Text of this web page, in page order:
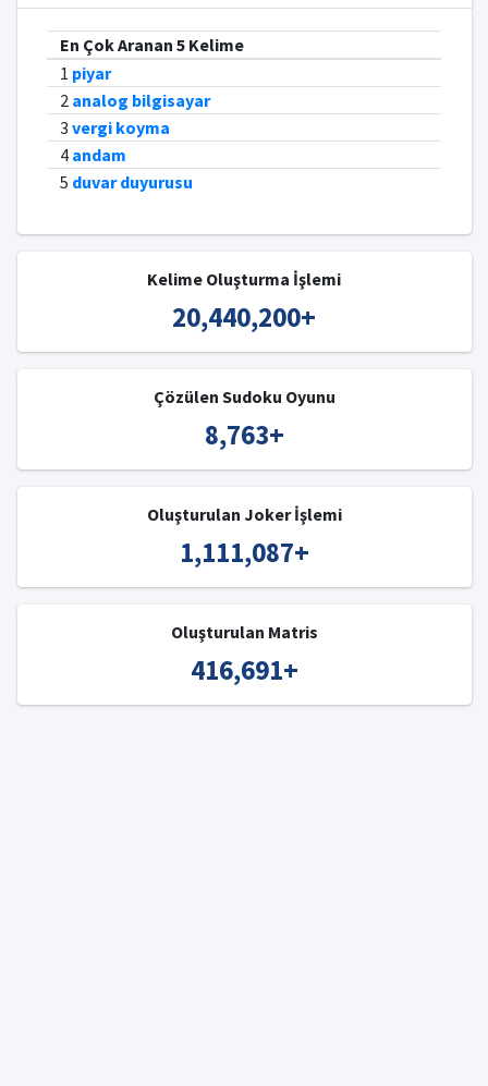
En Çok Aranan 5 Kelime
1 piyar
2 analog bilgisayar
3 vergi koyma
4 andam
5 duvar duyurusu
Kelime Oluşturma İşlemi
20,440,200+
Çözülen Sudoku Oyunu
8,763+
Oluşturulan Joker İşlemi
1,111,087+
Oluşturulan Matris
416,691+